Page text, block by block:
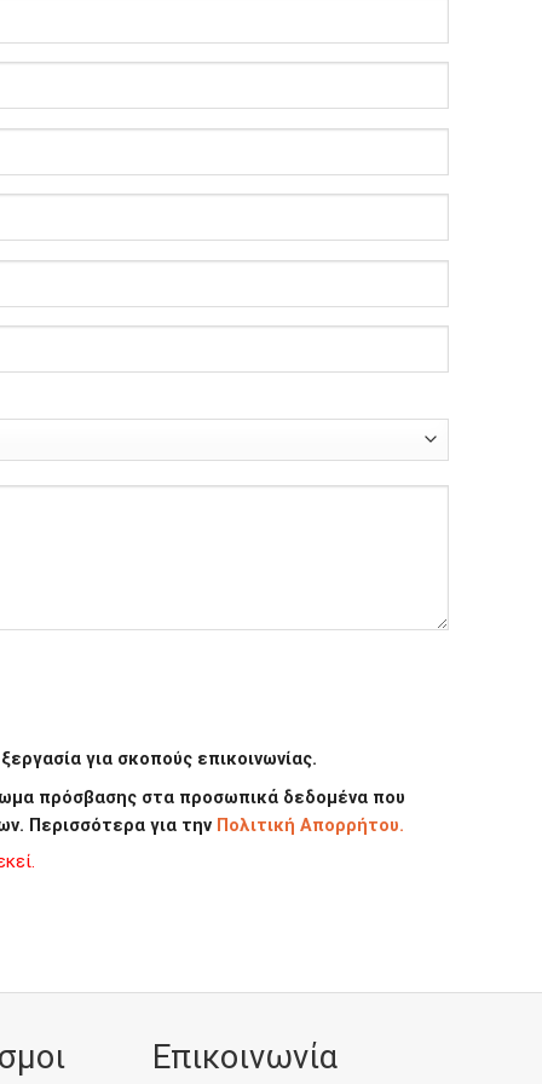
για σκοπούς επικοινωνίας.
πρόσβασης στα προσωπικά δεδομένα που
Περισσότερα για την Πολιτική Απορρήτου.
Επικοινωνία